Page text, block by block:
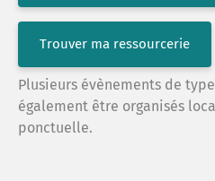
Trouver ma ressourcerie
Plusieurs évènements de type
également être organisés
ponctuelle.